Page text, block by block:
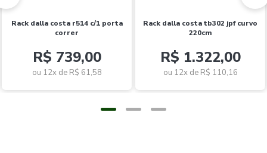
rack dalla costa r514 c/1 porta
correr
R$ 739,00
ou 12x de R$ 61,58
rack dalla costa tb302 jpf curvo
220cm
R$ 1.322,00
ou 12x de R$ 110,16